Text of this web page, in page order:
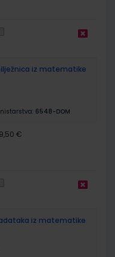
bilježnica iz matematike
6548-DOM
9,50 €
zadataka iz matematike